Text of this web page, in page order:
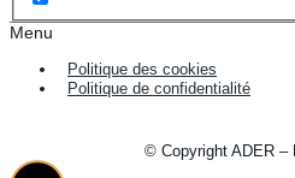
Menu
Politique des cookies
Politique de confidentialité
© Copyright ADER –